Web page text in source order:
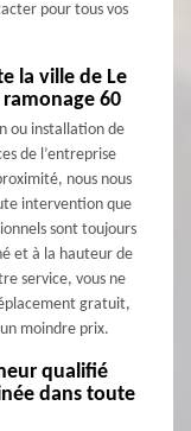
pour tous vos
la ville de Le
ramonage 60
ou installation de
de l’entreprise
nous nous
intervention que
sont toujours
et à la hauteur de
service, vous ne
gratuit,
moindre prix.
qualifié
dans toute